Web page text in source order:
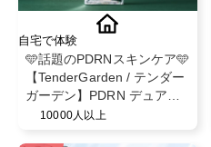
自宅で体験
🩵話題のPDRNスキンケア🩵
【TenderGarden / テンダー
ガーデン】PDRN デュアル
ブースト 美容液ミスト モニ
10000人以上